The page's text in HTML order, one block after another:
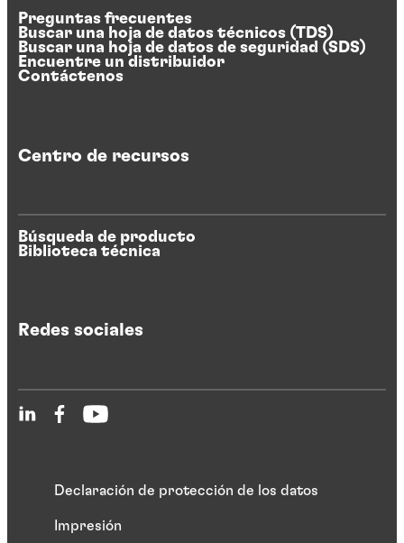
Preguntas frecuentes
Buscar una hoja de datos técnicos (TDS)
Buscar una hoja de datos de seguridad (SDS)
Encuentre un distribuidor
Contáctenos
Centro de recursos
Búsqueda de producto
Biblioteca técnica
Redes sociales
Declaración de protección de los datos
Impresión